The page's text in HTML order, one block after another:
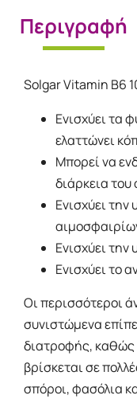
Περιγραφή
Solgar Vitamin B6
Ενισχύει τα
ελαττώνει
Μπορεί να
διάρκεια
Ενισχύει
Ενισχύει
Ενισχύει το
Οι περισσότεροι
συνιστώμενα
διατροφής, καθώς
βρίσκεται σε
σπόροι, φασόλια